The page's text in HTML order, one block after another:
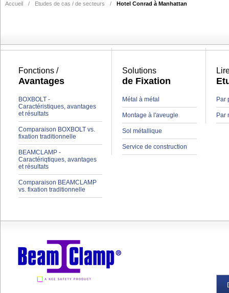
Accueil / Etudes de cas / de secteurs / Hotel Conrad à Manhattan
Fonctions /
Avantages
BOXBOLT -
Caractéristiques, avantages
et résultats
Comparaison BOXBOLT vs.
fixation traditionnelle
BEAMCLAMP -
Caractériqtiques, avantages
et résultats
Comparaison BEAMCLAMP
vs. fixation traditionnelle
Solutions
de Fixation
Métal à métal
Montage à l'aveugle
Sol métallique
Service de construction
Par
Par